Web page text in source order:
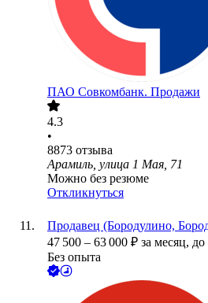
ПАО Совкомбанк. Продажи
4.3
•
8873 отзыва
Арамиль, улица 1 Мая, 71
Можно без резюме
Откликнуться
Продавец (Бородулино,
47 500 – 63 000 ₽ за месяц, до
Без опыта